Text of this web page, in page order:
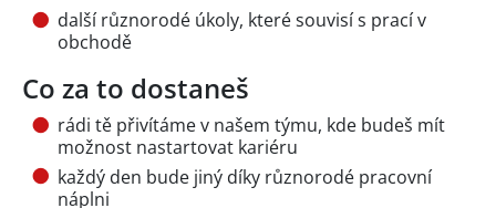
další různorodé úkoly, které souvisí s prací v
obchodě
Co za to dostaneš
rádi tě přivítáme v našem týmu, kde budeš mít
možnost nastartovat kariéru
každý den bude jiný díky různorodé pracovní
náplni